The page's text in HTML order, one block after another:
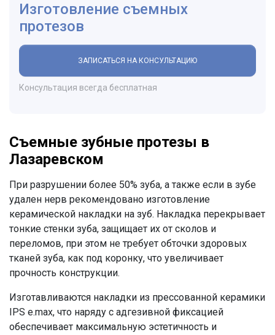
Изготовление съемных
протезов
ЗАПИСАТЬСЯ НА КОНСУЛЬТАЦИЮ
Консультация всегда бесплатная
Съемные зубные протезы в
Лазаревском
При разрушении более 50% зуба, а также если в зубе
удален нерв рекомендовано изготовление
керамической накладки на зуб. Накладка перекрывает
тонкие стенки зуба, защищает их от сколов и
переломов, при этом не требует обточки здоровых
тканей зуба, как под коронку, что увеличивает
прочность конструкции.
Изготавливаются накладки из прессованной керамики
IPS e.max, что наряду с адгезивной фиксацией
обеспечивает максимальную эстетичность и